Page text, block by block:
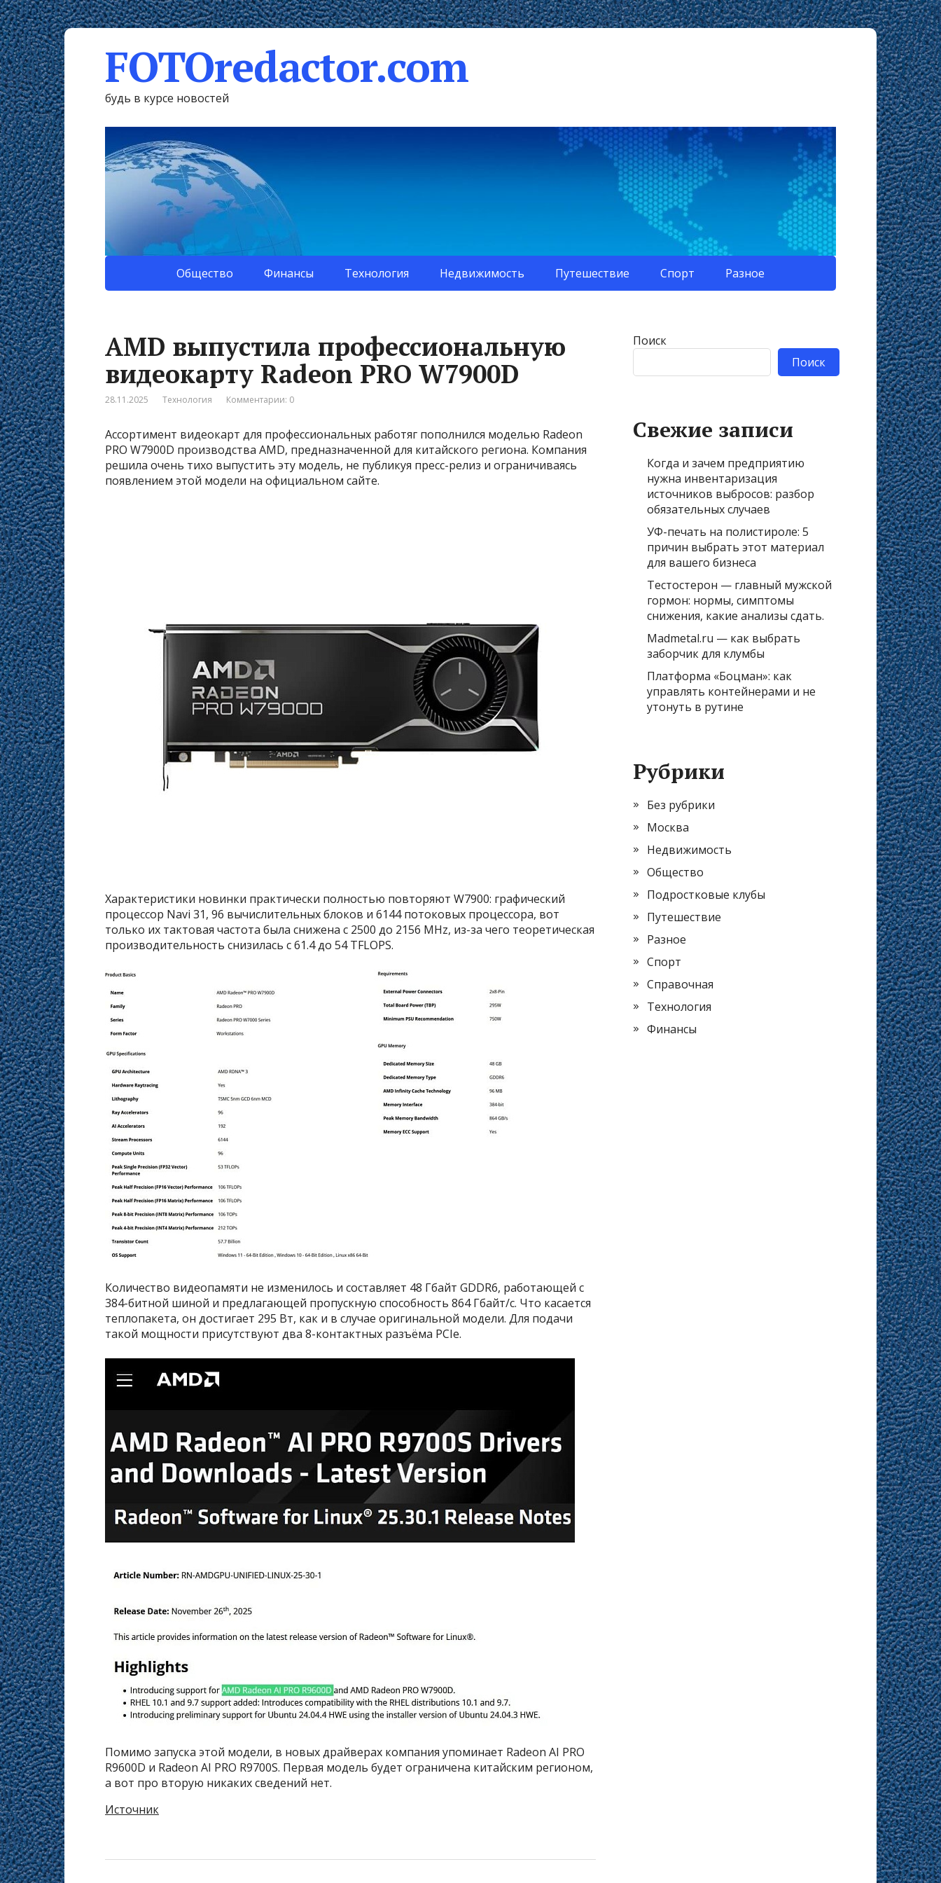
FOTOredactor.com
будь в курсе новостей
Общество Финансы Технология Недвижимость Путешествие Спорт Разное
AMD выпустила профессиональную
видеокарту Radeon PRO W7900D
28.11.2025 Технология Комментарии: 0
Ассортимент видеокарт для профессиональных работяг пополнился моделью Radeon
PRO W7900D производства AMD, предназначенной для китайского региона. Компания
решила очень тихо выпустить эту модель, не публикуя пресс-релиз и ограничиваясь
появлением этой модели на официальном сайте.
Характеристики новинки практически полностью повторяют W7900: графический
процессор Navi 31, 96 вычислительных блоков и 6144 потоковых процессора, вот
только их тактовая частота была снижена с 2500 до 2156 MHz, из-за чего теоретическая
производительность снизилась с 61.4 до 54 TFLOPS.
Количество видеопамяти не изменилось и составляет 48 Гбайт GDDR6, работающей с
384-битной шиной и предлагающей пропускную способность 864 Гбайт/с. Что касается
теплопакета, он достигает 295 Вт, как и в случае оригинальной модели. Для подачи
такой мощности присутствуют два 8-контактных разъёма PCIe.
Помимо запуска этой модели, в новых драйверах компания упоминает Radeon AI PRO
R9600D и Radeon AI PRO R9700S. Первая модель будет ограничена китайским регионом,
а вот про вторую никаких сведений нет.
Источник
Поиск
Поиск
Свежие записи
Когда и зачем предприятию
нужна инвентаризация
источников выбросов: разбор
обязательных случаев
УФ-печать на полистироле: 5
причин выбрать этот материал
для вашего бизнеса
Тестостерон — главный мужской
гормон: нормы, симптомы
снижения, какие анализы сдать.
Madmetal.ru — как выбрать
заборчик для клумбы
Платформа «Боцман»: как
управлять контейнерами и не
утонуть в рутине
Рубрики
Без рубрики
Москва
Недвижимость
Общество
Подростковые клубы
Путешествие
Разное
Спорт
Справочная
Технология
Финансы